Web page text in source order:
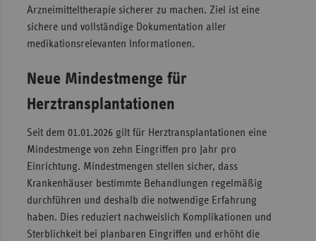
Arzneimitteltherapie sicherer zu machen. Ziel ist eine
sichere und vollständige Dokumentation aller
medikationsrelevanten Informationen.
Neue Mindestmenge für
Herztransplantationen
Seit dem 01.01.2026 gilt für Herztransplantationen eine
Mindestmenge von zehn Eingriffen pro Jahr pro
Einrichtung. Mindestmengen stellen sicher, dass
Krankenhäuser bestimmte Behandlungen regelmäßig
durchführen und deshalb die notwendige Erfahrung
haben. Dies reduziert nachweislich Komplikationen und
Sterblichkeit bei planbaren Eingriffen und erhöht die